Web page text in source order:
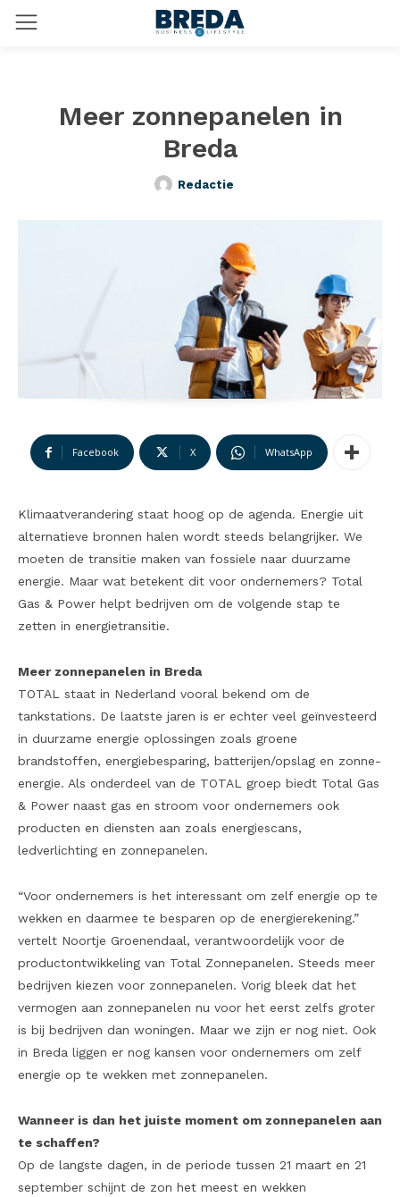
Meer zonnepanelen in
Breda
Redactie
Facebook X WhatsApp
Klimaatverandering staat hoog op de agenda. Energie uit
alternatieve bronnen halen wordt steeds belangrijker. We
moeten de transitie maken van fossiele naar duurzame
energie. Maar wat betekent dit voor ondernemers? Total
Gas & Power helpt bedrijven om de volgende stap te
zetten in energietransitie.
Meer zonnepanelen in Breda
TOTAL staat in Nederland vooral bekend om de
tankstations. De laatste jaren is er echter veel geïnvesteerd
in duurzame energie oplossingen zoals groene
brandstoffen, energiebesparing, batterijen/opslag en zonne-
energie. Als onderdeel van de TOTAL groep biedt Total Gas
& Power naast gas en stroom voor ondernemers ook
producten en diensten aan zoals energiescans,
ledverlichting en zonnepanelen.
“Voor ondernemers is het interessant om zelf energie op te
wekken en daarmee te besparen op de energierekening.”
vertelt Noortje Groenendaal, verantwoordelijk voor de
productontwikkeling van Total Zonnepanelen. Steeds meer
bedrijven kiezen voor zonnepanelen. Vorig bleek dat het
vermogen aan zonnepanelen nu voor het eerst zelfs groter
is bij bedrijven dan woningen. Maar we zijn er nog niet. Ook
in Breda liggen er nog kansen voor ondernemers om zelf
energie op te wekken met zonnepanelen.
Wanneer is dan het juiste moment om zonnepanelen aan
te schaffen?
Op de langste dagen, in de periode tussen 21 maart en 21
september schijnt de zon het meest en wekken